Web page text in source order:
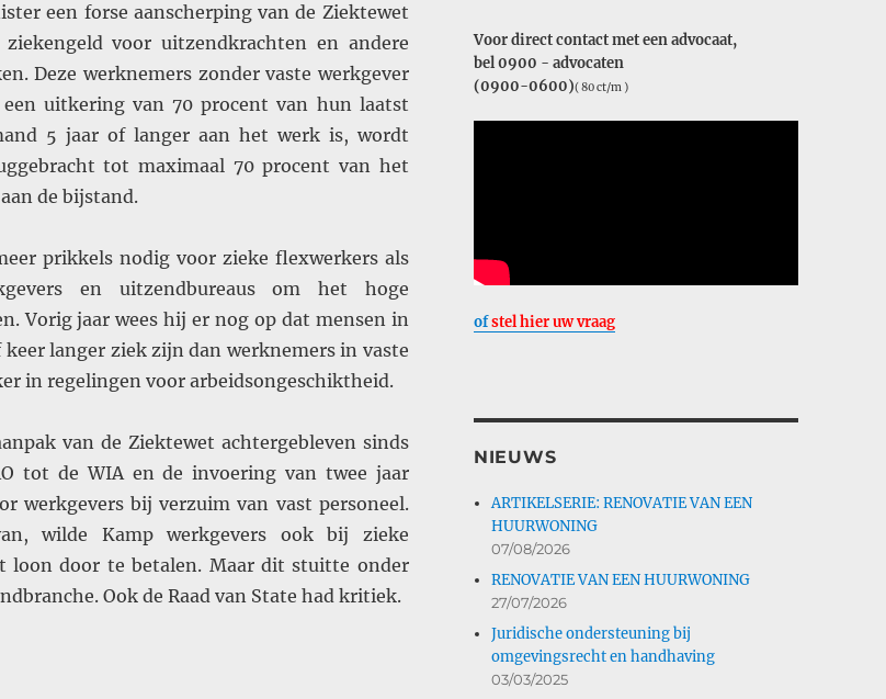
een forse aanscherping van de Ziektewet
voor uitzendkrachten en andere
Deze werknemers zonder vaste werkgever
uitkering van 70 procent van hun laatst
5 jaar of langer aan het werk is, wordt
tot maximaal 70 procent van het
de bijstand.
prikkels nodig voor zieke flexwerkers als
en uitzendbureaus om het hoge
Vorig jaar wees hij er nog op dat mensen in
langer ziek zijn dan werknemers in vaste
in regelingen voor arbeidsongeschiktheid.
van de Ziektewet achtergebleven sinds
tot de WIA en de invoering van twee jaar
werkgevers bij verzuim van vast personeel.
wilde Kamp werkgevers ook bij zieke
loon door te betalen. Maar dit stuitte onder
Ook de Raad van State had kritiek.
Voor direct contact met een advocaat,
bel 0900 - advocaten
(0900-0600)( 80 ct/m )
ofstel hier uw vraag
NIEUWS
ARTIKELSERIE: RENOVATIE VAN EEN
HUURWONING
07/08/2026
RENOVATIE VAN EEN HUURWONING
27/07/2026
Juridische ondersteuning bij
omgevingsrecht en handhaving
03/03/2025